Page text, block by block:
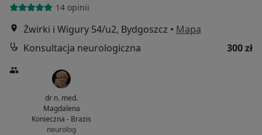
14 opinii
Żwirki i Wigury 54/u2, Bydgoszcz • Mapa
Konsultacja neurologiczna
300 zł
dr n. med.
Magdalena
Konieczna - Brazis
neurolog